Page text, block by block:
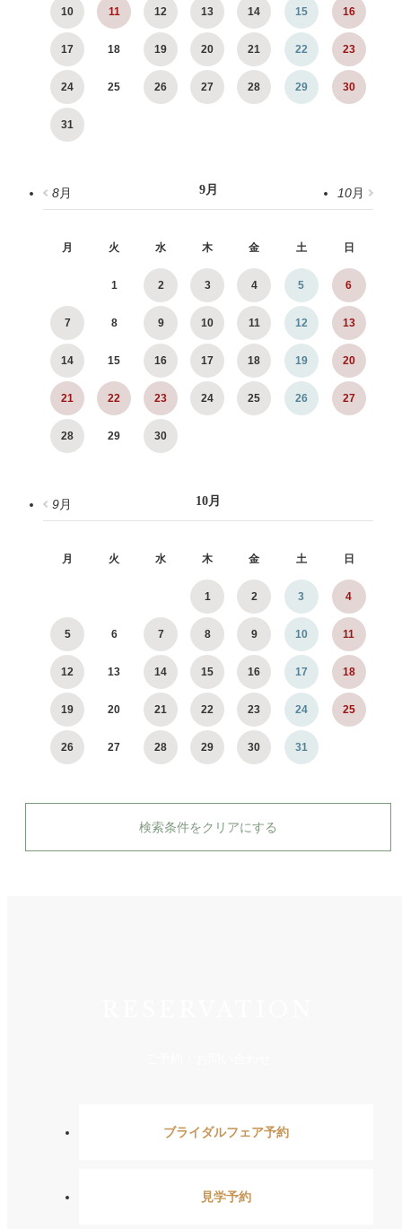
10 11 12 13 14 15 16
17 18 19 20 21 22 23
24 25 26 27 28 29 30
31
9月
月 火 水 木 金 土 日
1 2 3 4 5 6
7 8 9 10 11 12 13
14 15 16 17 18 19 20
21 22 23 24 25 26 27
28 29 30
8月 10月
10月
月 火 水 木 金 土 日
1 2 3 4
5 6 7 8 9 10 11
12 13 14 15 16 17 18
19 20 21 22 23 24 25
26 27 28 29 30 31
9月
検索条件をクリアにする
ブライダルフェア予約
見学予約